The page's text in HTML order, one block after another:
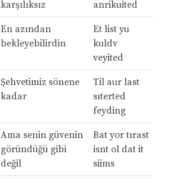
karşılıksız anrikuited
En azından
bekleyebilirdin
Et list yu
kuldv
veyited
Şehvetimiz sönene
kadar
Til aur last
sıterted
feyding
Ama senin güvenin
göründüğü gibi
değil
Bat yor tırast
isnt ol dat it
siims